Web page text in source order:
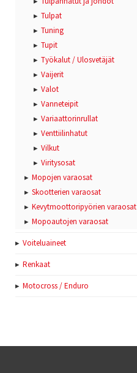
Tulpat
Tuning
Tupit
Työkalut / Ulosvetäjät
Vaijerit
Valot
Vanneteipit
Variaattorinrullat
Venttiilinhatut
Vilkut
Viritysosat
Mopojen varaosat
Skootterien varaosat
Kevytmoottoripyörien varaosat
Mopoautojen varaosat
Voiteluaineet
Renkaat
Motocross / Enduro